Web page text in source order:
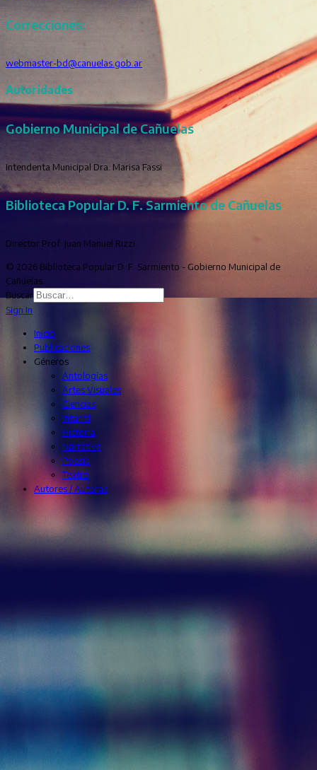
Correcciones:
webmaster-bd@canuelas.gob.ar
Autoridades
Gobierno Municipal de Cañuelas
Intendenta Municipal Dra. Marisa Fassi
Biblioteca Popular D. F. Sarmiento de Cañuelas
Director Prof. Juan Manuel Rizzi
© 2026 Biblioteca Popular D. F. Sarmiento - Gobierno Municipal de
Cañuelas
Buscar
Sign In
Inicio
Publicaciones
Géneros
Antologías
Artes Visuales
Ciencias
Infantil
Historia
Narrativa
Poesía
Teatro
Autores / Autoras